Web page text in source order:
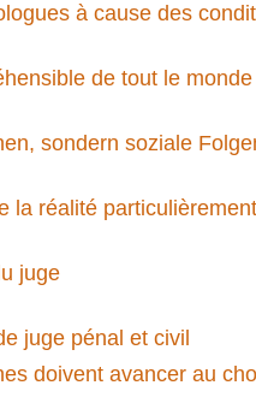
à cause des
de tout le
sondern soziale
la réalité
juge
juge pénal et civil
doivent avancer au